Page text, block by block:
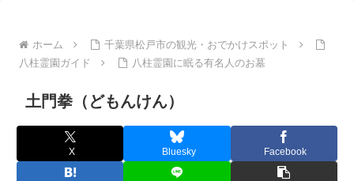
ホーム
千葉県松戸市の観光・おでかけスポット
八柱霊園ガイド
八柱霊園に眠る有名人のお墓
土門拳（どもんけん）
X Bluesky Facebook